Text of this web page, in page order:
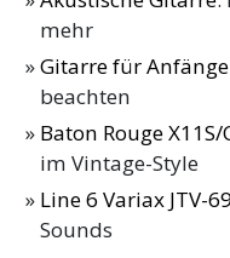
mehr
Gitarre für
beachten
Baton Rouge
im Vintage-Style
Line 6 Variax JTV-
Sounds